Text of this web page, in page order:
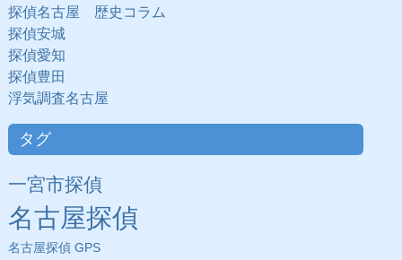
探偵名古屋 歴史コラム
探偵安城
探偵愛知
探偵豊田
浮気調査名古屋
タグ
一宮市探偵
名古屋探偵
名古屋探偵 GPS